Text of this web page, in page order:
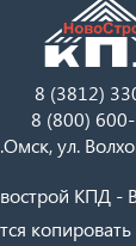
8 (3812)
8 (800)
ул.
КПД -
копировать